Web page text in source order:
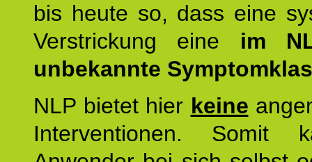
bis heute so, dass eine
Verstrickung eine im
unbekannte
NLP bietet hier keine
Interventionen. Somit